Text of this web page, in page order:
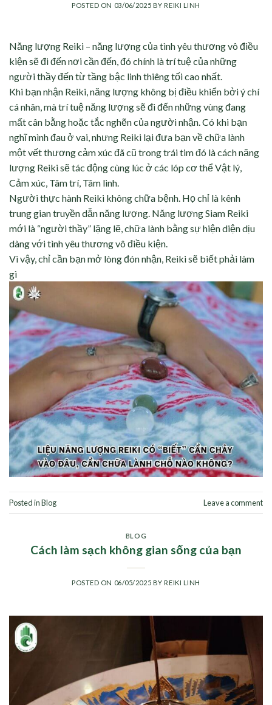
POSTED ON 03/06/2025 BYREIKI LINH
Năng lượng Reiki – năng lượng của tình yêu thương vô điều
kiện sẽ đi đến nơi cần đến, đó chính là trí tuệ của những
người thầy đến từ tầng bậc linh thiêng tối cao nhất.
Khi bạn nhận Reiki, năng lượng không bị điều khiển bởi ý chí
cá nhân, mà trí tuệ năng lượng sẽ đi đến những vùng đang
mất cân bằng hoặc tắc nghẽn của người nhận. Có khi bạn
nghĩ mình đau ở vai, nhưng Reiki lại đưa bạn về chữa lành
một vết thương cảm xúc đã cũ trong trái tim đó là cách năng
lượng Reiki sẽ tác động cùng lúc ở các lóp cơ thể Vật lý,
Cảm xúc, Tâm trí, Tâm linh.
Người thực hành Reiki không chữa bệnh. Họ chỉ là kênh
trung gian truyền dẫn năng lượng. Năng lượng Siam Reiki
mới là “người thầy” lặng lẽ, chữa lành bằng sự hiện diện dịu
dàng với tình yêu thương vô điều kiện.
Vì vậy, chỉ cần bạn mở lòng đón nhận, Reiki sẽ biết phải làm
gì
Posted inBlog Leave a comment
BLOG
Cách làm sạch không gian sống của bạn
POSTED ON 06/05/2025 BYREIKI LINH